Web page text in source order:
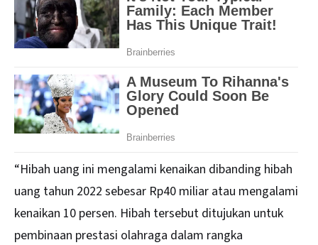
“Hibah uang ini mengalami kenaikan dibanding hibah
uang tahun 2022 sebesar Rp40 miliar atau mengalami
kenaikan 10 persen. Hibah tersebut ditujukan untuk
pembinaan prestasi olahraga dalam rangka